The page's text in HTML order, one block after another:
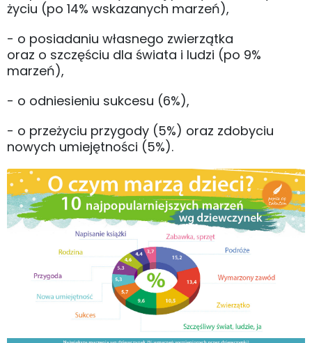
życiu (po 14% wskazanych marzeń),
- o posiadaniu własnego zwierzątka
oraz o szczęściu dla świata i ludzi (po 9%
marzeń),
- o odniesieniu sukcesu (6%),
- o przeżyciu przygody (5%) oraz zdobyciu
nowych umiejętności (5%).